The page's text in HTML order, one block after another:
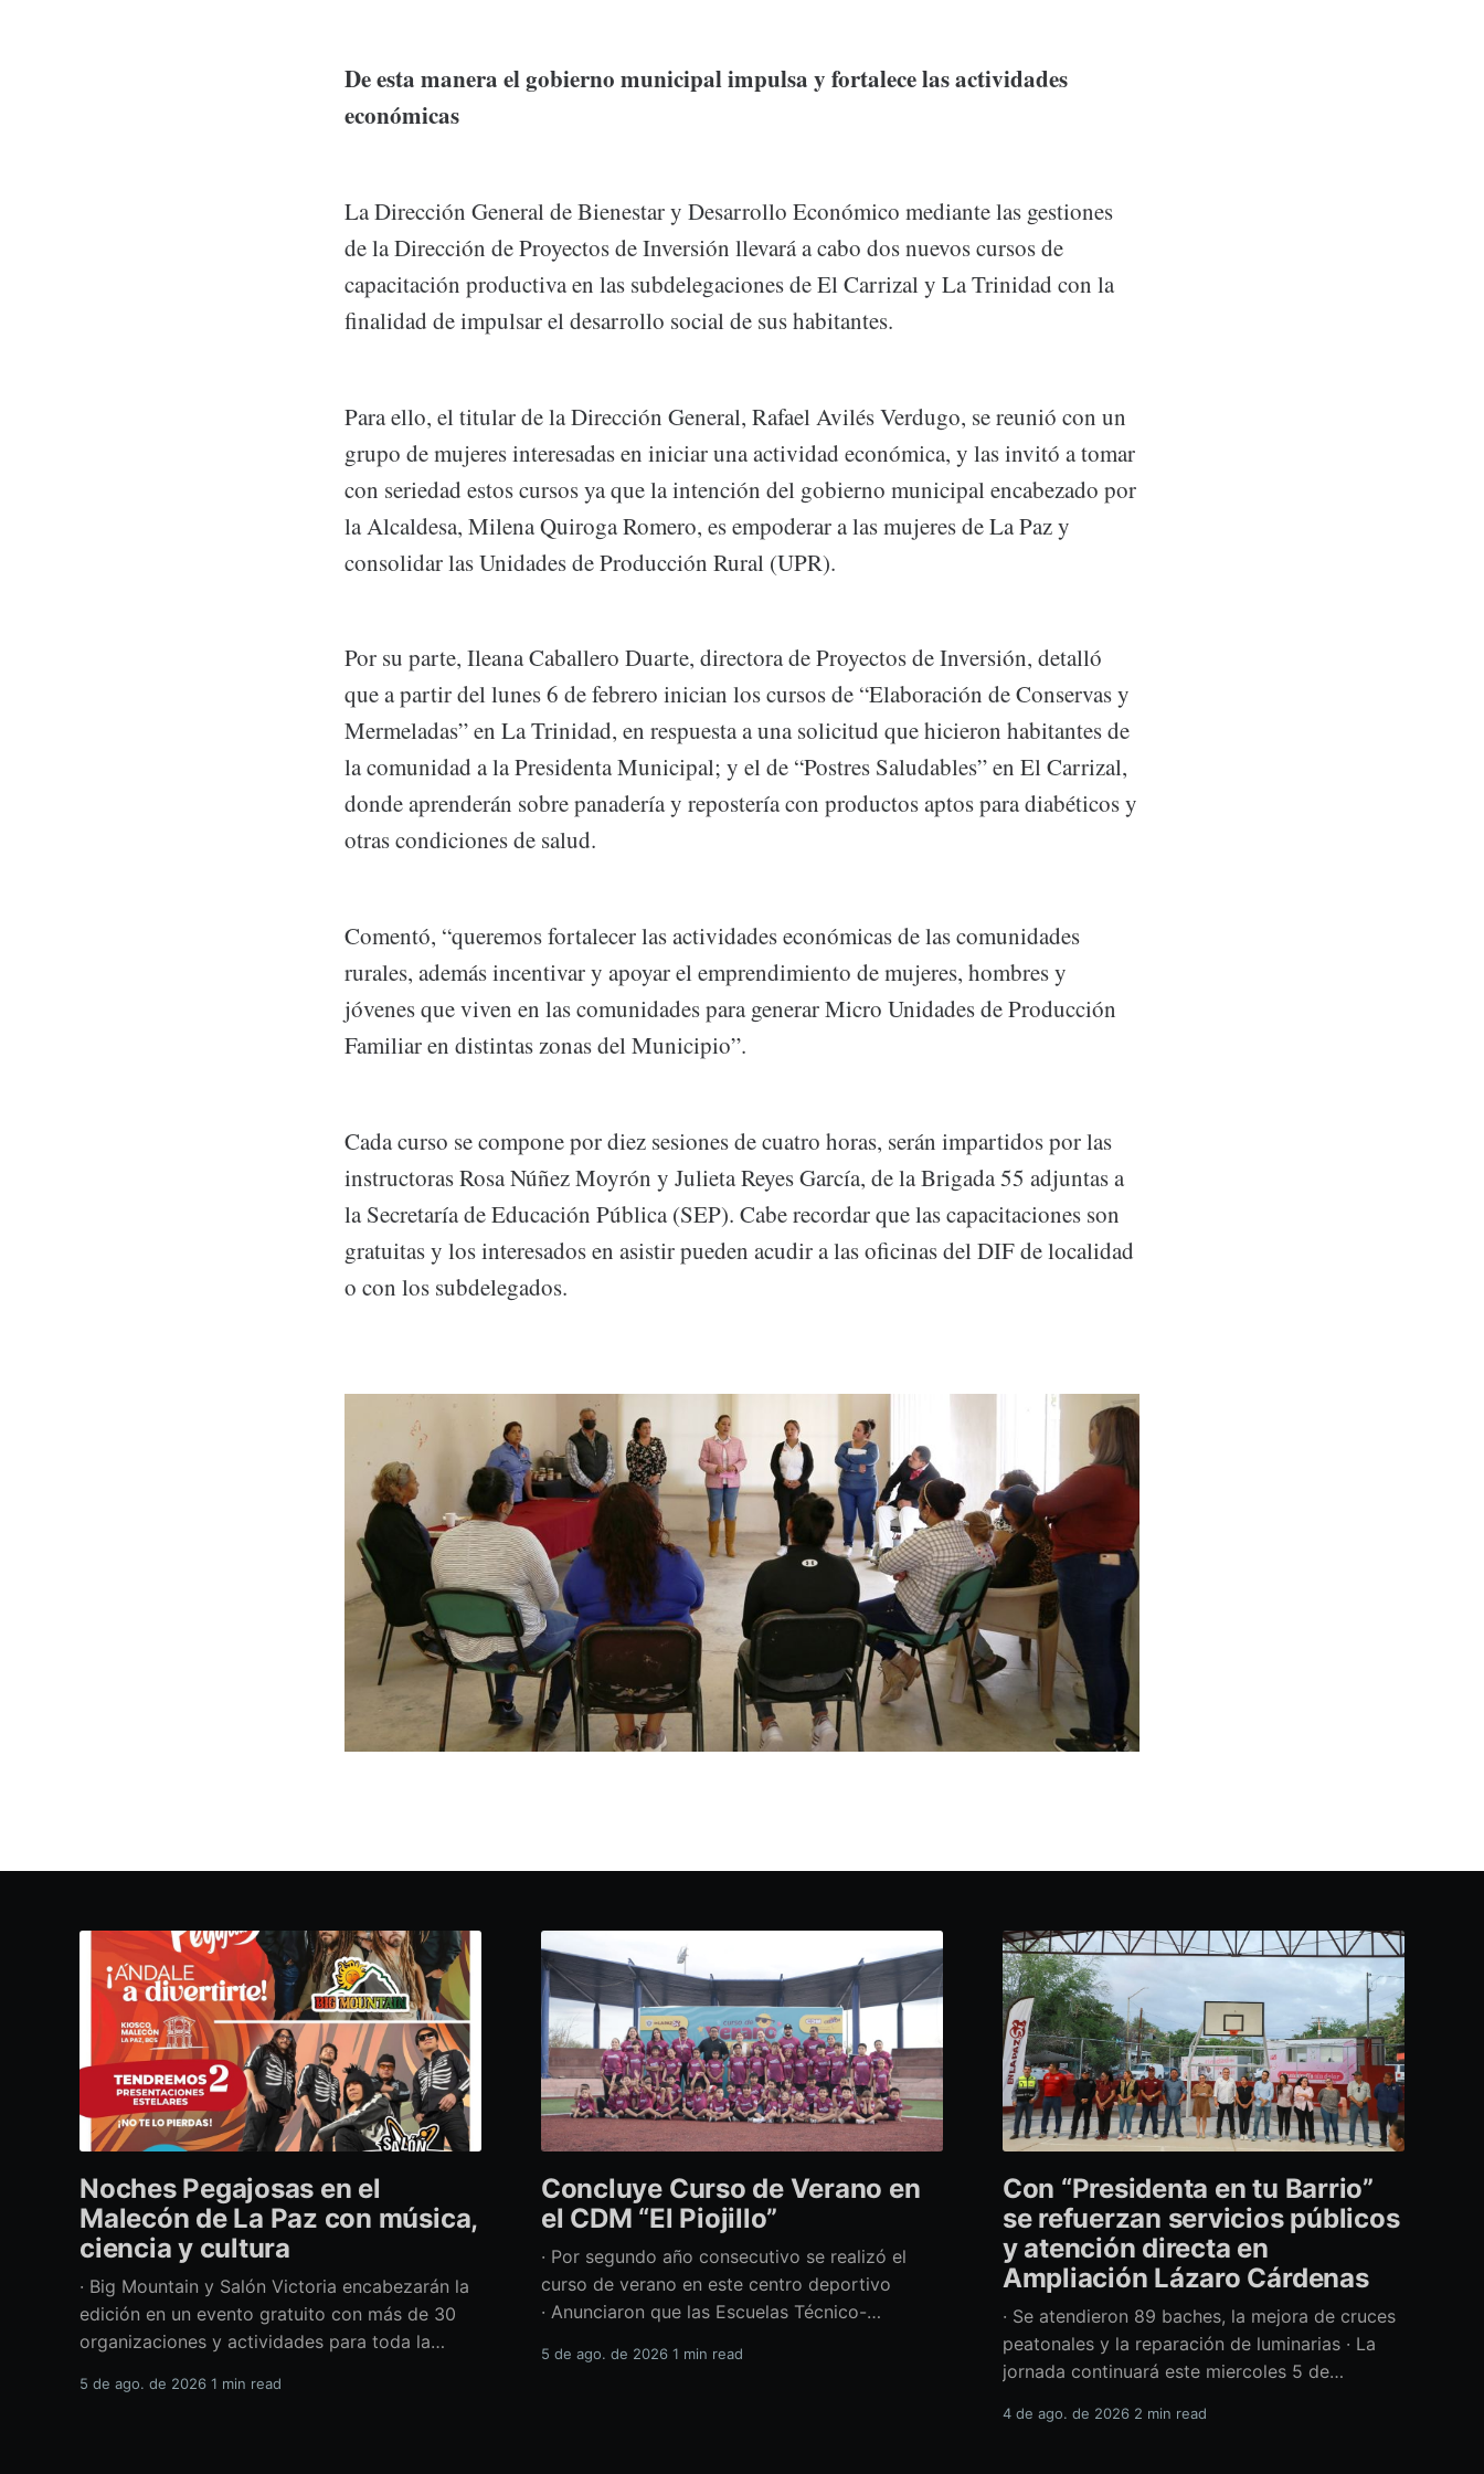
De esta manera el gobierno municipal impulsa y fortalece las actividades
económicas
La Dirección General de Bienestar y Desarrollo Económico mediante las gestiones
de la Dirección de Proyectos de Inversión llevará a cabo dos nuevos cursos de
capacitación productiva en las subdelegaciones de El Carrizal y La Trinidad con la
finalidad de impulsar el desarrollo social de sus habitantes.
Para ello, el titular de la Dirección General, Rafael Avilés Verdugo, se reunió con un
grupo de mujeres interesadas en iniciar una actividad económica, y las invitó a tomar
con seriedad estos cursos ya que la intención del gobierno municipal encabezado por
la Alcaldesa, Milena Quiroga Romero, es empoderar a las mujeres de La Paz y
consolidar las Unidades de Producción Rural (UPR).
Por su parte, Ileana Caballero Duarte, directora de Proyectos de Inversión, detalló
que a partir del lunes 6 de febrero inician los cursos de “Elaboración de Conservas y
Mermeladas” en La Trinidad, en respuesta a una solicitud que hicieron habitantes de
la comunidad a la Presidenta Municipal; y el de “Postres Saludables” en El Carrizal,
donde aprenderán sobre panadería y repostería con productos aptos para diabéticos y
otras condiciones de salud.
Comentó, “queremos fortalecer las actividades económicas de las comunidades
rurales, además incentivar y apoyar el emprendimiento de mujeres, hombres y
jóvenes que viven en las comunidades para generar Micro Unidades de Producción
Familiar en distintas zonas del Municipio”.
Cada curso se compone por diez sesiones de cuatro horas, serán impartidos por las
instructoras Rosa Núñez Moyrón y Julieta Reyes García, de la Brigada 55 adjuntas a
la Secretaría de Educación Pública (SEP). Cabe recordar que las capacitaciones son
gratuitas y los interesados en asistir pueden acudir a las oficinas del DIF de localidad
o con los subdelegados.
Noches Pegajosas en el
Malecón de La Paz con música,
ciencia y cultura
· Big Mountain y Salón Victoria encabezarán la
edición en un evento gratuito con más de 30
organizaciones y actividades para toda la
en vivo, divulgación científica y actividades
5 de ago. de 2026 1 min read
Concluye Curso de Verano en
el CDM “El Piojillo”
· Por segundo año consecutivo se realizó el
curso de verano en este centro deportivo
· Anunciaron que las Escuelas Técnico-
actividades el próximo 24 de agosto Con una
5 de ago. de 2026 1 min read
Con “Presidenta en tu Barrio”
se refuerzan servicios públicos
y atención directa en
Ampliación Lázaro Cárdenas
· Se atendieron 89 baches, la mejora de cruces
peatonales y la reparación de luminarias · La
jornada continuará este miercoles 5 de
ante la temporada de lluvias Con el retiro de
4 de ago. de 2026 2 min read